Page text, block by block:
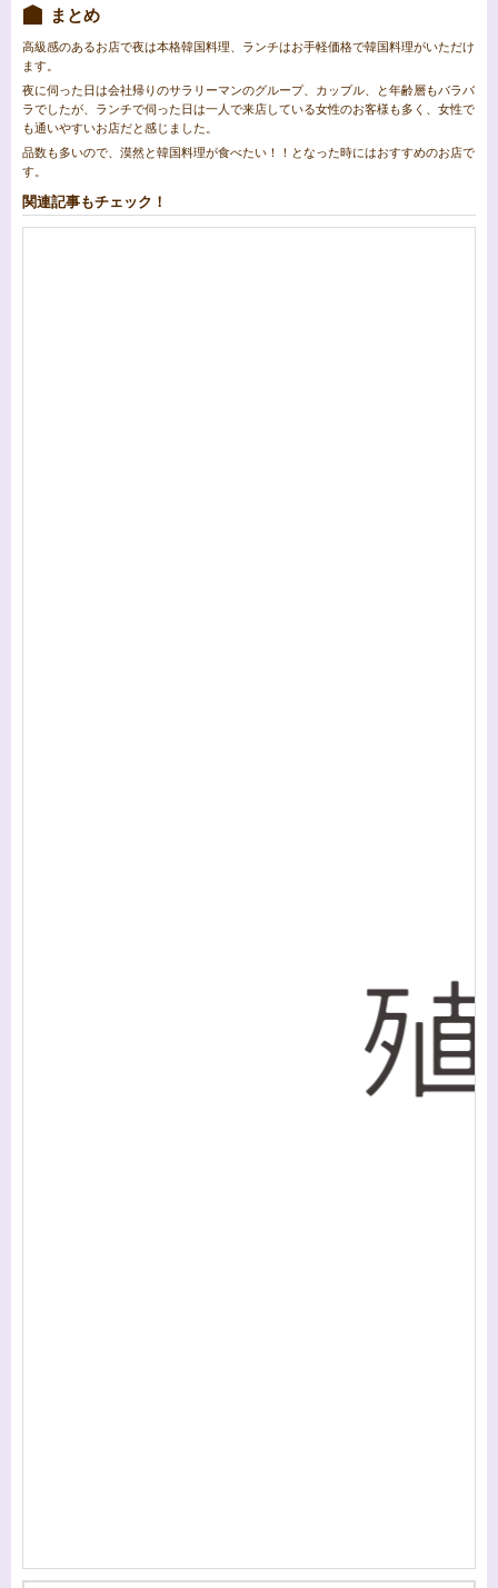
まとめ
高級感のあるお店で夜は本格韓国料理、ランチはお手軽価格で韓国料理がいただけ
ます。
夜に伺った日は会社帰りのサラリーマンのグループ、カップル、と年齢層もバラバ
ラでしたが、ランチで伺った日は一人で来店している女性のお客様も多く、女性で
も通いやすいお店だと感じました。
品数も多いので、漠然と韓国料理が食べたい！！となった時にはおすすめのお店で
す。
関連記事もチェック！